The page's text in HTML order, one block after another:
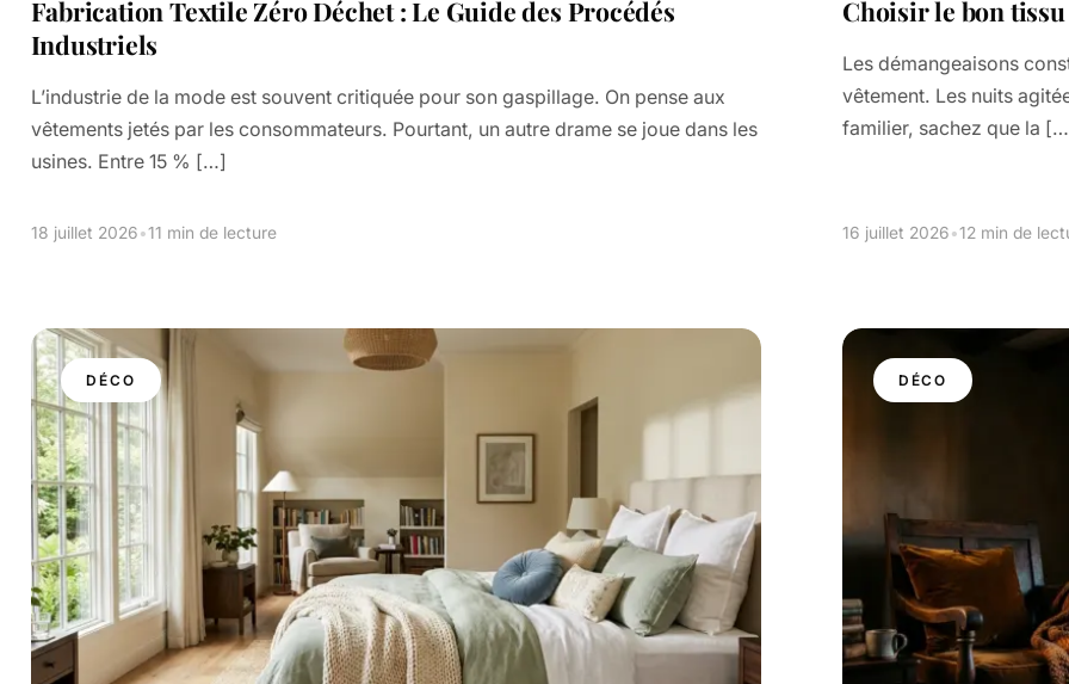
Fabrication Textile Zéro Déchet : Le Guide des Procédés
Industriels
L’industrie de la mode est souvent critiquée pour son gaspillage. On pense aux
vêtements jetés par les consommateurs. Pourtant, un autre drame se joue dans les
usines. Entre 15 % […]
18 juillet 2026•11 min de lecture
Choisir le bon
Les démangeaisons
vêtement. Les nuits
familier, sachez que la
16 juillet 2026•12 min de
DÉCO DÉCO